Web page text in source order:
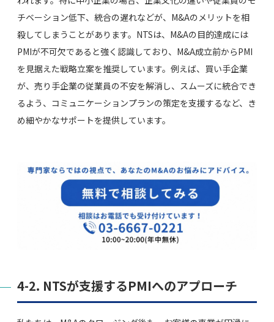
チベーション低下、統合の遅れなどが、M&Aのメリットを相
殺してしまうことがあります。NTSは、M&Aの目的達成には
PMIが不可欠であると強く認識しており、M&A成立前からPMI
を見据えた戦略立案を推奨しています。例えば、買い手企業
が、売り手企業の従業員の不安を解消し、スムーズに統合でき
るよう、コミュニケーションプランの策定を支援するなど、き
め細やかなサポートを提供しています。
4-2. NTSが支援するPMIへのアプローチ